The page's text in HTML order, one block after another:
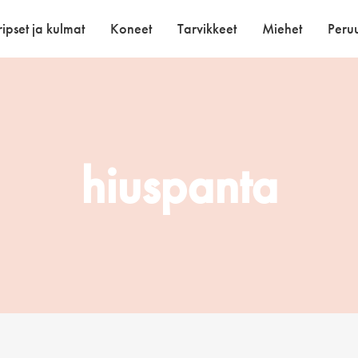
ja kulmat Koneet Tarvikkeet Miehet
hiuspanta